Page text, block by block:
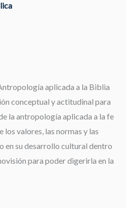
aplicada a la Biblia
conceptual y actitudinal para
la antropología aplicada a la fe
los valores, las normas y las
en su desarrollo cultural dentro
para poder digerirla en la